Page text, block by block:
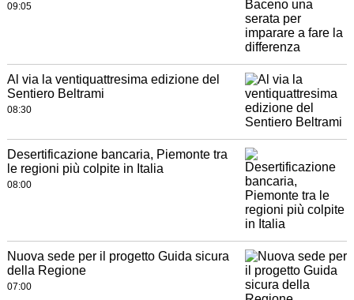
09:05
Al via la ventiquattresima edizione del
Sentiero Beltrami
08:30
Desertificazione bancaria, Piemonte tra
le regioni più colpite in Italia
08:00
Nuova sede per il progetto Guida sicura
della Regione
07:00